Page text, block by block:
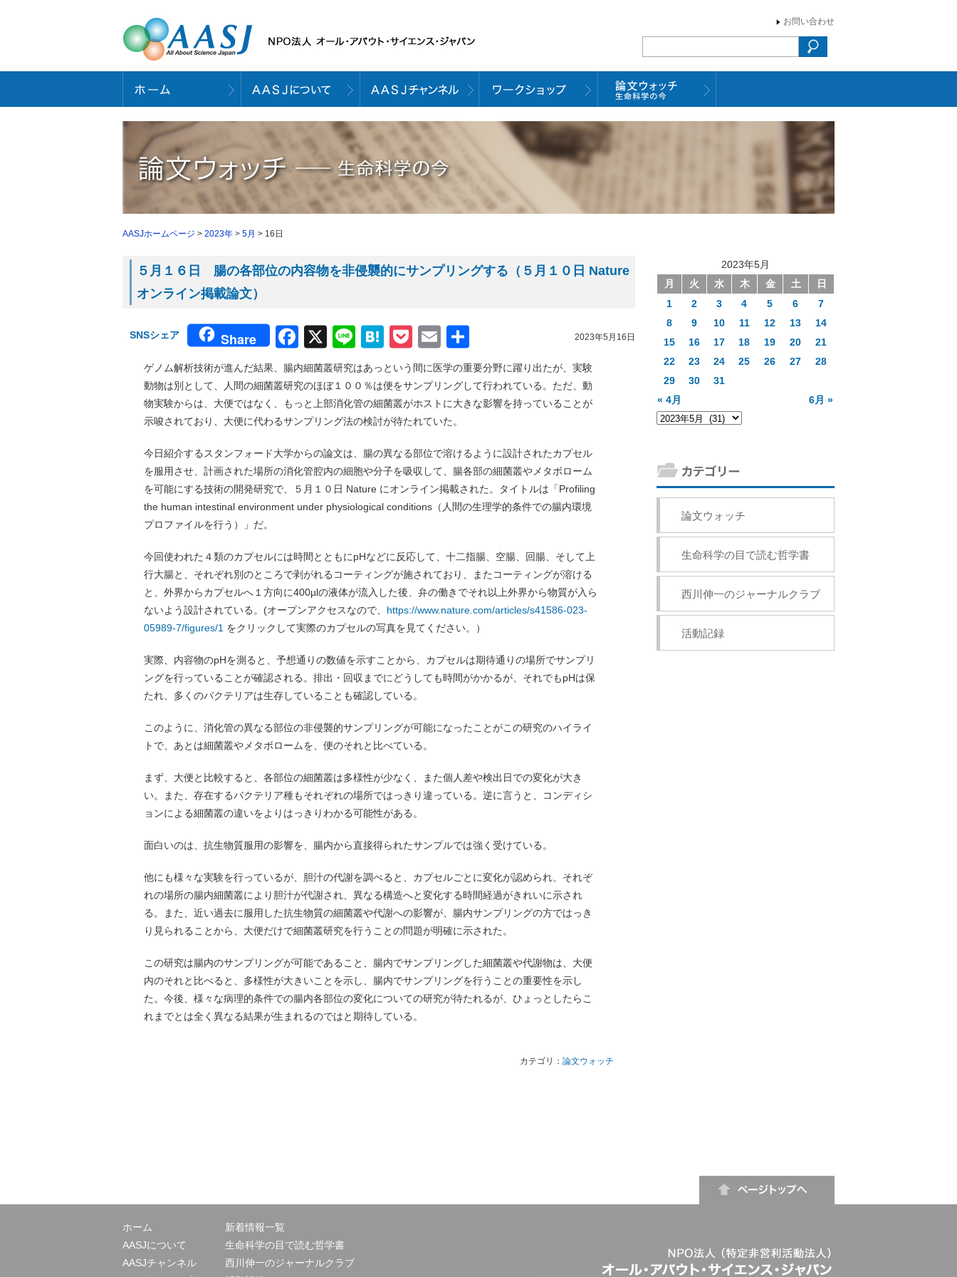
お問い合わせ
AASJホームページ > 2023年 > 5月 > 16日
５月１６日 腸の各部位の内容物を非侵襲的にサンプリングする（５月１０日 Nature
オンライン掲載論文）
2023年5月16日
SNSシェア Share Facebook
X LineHatena
Pocket
Email
有
ゲノム解析技術が進んだ結果、腸内細菌叢研究はあっという間に医学の重要分野に躍り出たが、実験
動物は別として、人間の細菌叢研究のほぼ１００％は便をサンプリングして行われている。ただ、動
物実験からは、大便ではなく、もっと上部消化管の細菌叢がホストに大きな影響を持っていることが
示唆されており、大便に代わるサンプリング法の検討が待たれていた。
今日紹介するスタンフォード大学からの論文は、腸の異なる部位で溶けるように設計されたカプセル
を服用させ、計画された場所の消化管腔内の細胞や分子を吸収して、腸各部の細菌叢やメタボローム
を可能にする技術の開発研究で、５月１０日 Nature にオンライン掲載された。タイトルは「Profiling
the human intestinal environment under physiological conditions（人間の生理学的条件での腸内環境
プロファイルを行う）」だ。
今回使われた４類のカプセルには時間とともにpHなどに反応して、十二指腸、空腸、回腸、そして上
行大腸と、それぞれ別のところで剥がれるコーティングが施されており、またコーティングが溶ける
と、外界からカプセルへ１方向に400µlの液体が流入した後、弁の働きでそれ以上外界から物質が入ら
ないよう設計されている。(オープンアクセスなので、 https://www.nature.com/articles/s41586-023-
05989-7/figures/1 をクリックして実際のカプセルの写真を見てください。）
実際、内容物のpHを測ると、予想通りの数値を示すことから、カプセルは期待通りの場所でサンプリ
ングを行っていることが確認される。排出・回収までにどうしても時間がかかるが、それでもpHは保
たれ、多くのバクテリアは生存していることも確認している。
このように、消化管の異なる部位の非侵襲的サンプリングが可能になったことがこの研究のハイライ
トで、あとは細菌叢やメタボロームを、便のそれと比べている。
まず、大便と比較すると、各部位の細菌叢は多様性が少なく、また個人差や検出日での変化が大き
い。また、存在するバクテリア種もそれぞれの場所ではっきり違っている。逆に言うと、コンディシ
ョンによる細菌叢の違いをよりはっきりわかる可能性がある。
面白いのは、抗生物質服用の影響を、腸内から直接得られたサンプルでは強く受けている。
他にも様々な実験を行っているが、胆汁の代謝を調べると、カプセルごとに変化が認められ、それぞ
れの場所の腸内細菌叢により胆汁が代謝され、異なる構造へと変化する時間経過がきれいに示され
る。また、近い過去に服用した抗生物質の細菌叢や代謝への影響が、腸内サンプリングの方ではっき
り見られることから、大便だけで細菌叢研究を行うことの問題が明確に示された。
この研究は腸内のサンプリングが可能であること、腸内でサンプリングした細菌叢や代謝物は、大便
内のそれと比べると、多様性が大きいことを示し、腸内でサンプリングを行うことの重要性を示し
た。今後、様々な病理的条件での腸内各部位の変化についての研究が待たれるが、ひょっとしたらこ
れまでとは全く異なる結果が生まれるのではと期待している。
カテゴリ： 論文ウォッチ
2023年5月
月
火 水 木 金 土 日
« 4月 6月 »
1 2 3 4 5 6
7
8
9 10 11 12 13
14
15
16 17 18 19 20
21
22
23 24 25 26 27
28
29
30 31
論文ウォッチ
生命科学の目で読む哲学書
西川伸一のジャーナルクラブ
活動記録
ホーム
AASJについて
AASJチャンネル
新着情報一覧
生命科学の目で読む哲学書
西川伸一のジャーナルクラブ